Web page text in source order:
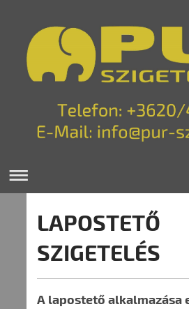
LAPOSTETŐ
SZIGETELÉS
A lapostető alkalmazása